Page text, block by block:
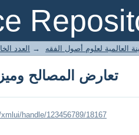
تعارض المصالح
العالمية لعلوم أصول الفقه → العدد
تعارض المصالح
handle/123456789/18167